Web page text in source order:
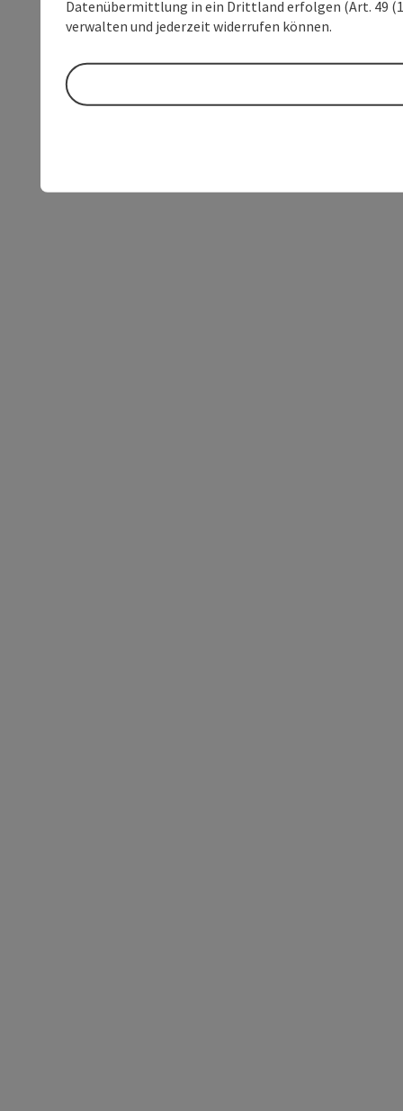
Datenübermittlung in ein Drittland erfolgen (Art. 49
verwalten und jederzeit widerrufen können.